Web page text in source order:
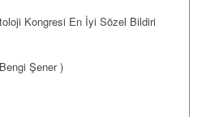
Kongresi En İyi Sözel Bildiri
Şener )